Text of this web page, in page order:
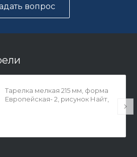
вопрос
Тарелка мелкая 215 мм, форма
Европейская- 2, рисунок Найт,